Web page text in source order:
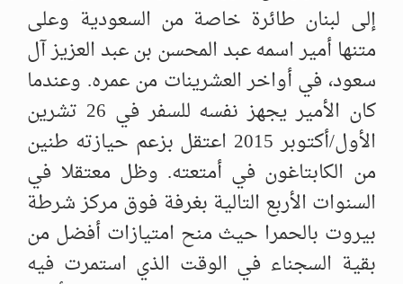
إلى لبنان طائرة خاصة من السعودية وعلى
متنها أمير اسمه عبد المحسن بن عبد العزيز آل
سعود، في أواخر العشرينات من عمره. وعندما
كان الأمير يجهز نفسه للسفر في 26 تشرين
الأول/أكتوبر 2015 اعتقل بزعم حيازته طنين
من الكابتاغون في أمتعته. وظل معتقلا في
السنوات الأربع التالية بغرفة فوق مركز شرطة
بيروت بالحمرا حيث منح امتيازات أفضل من
بقية السجناء في الوقت الذي استمرت فيه